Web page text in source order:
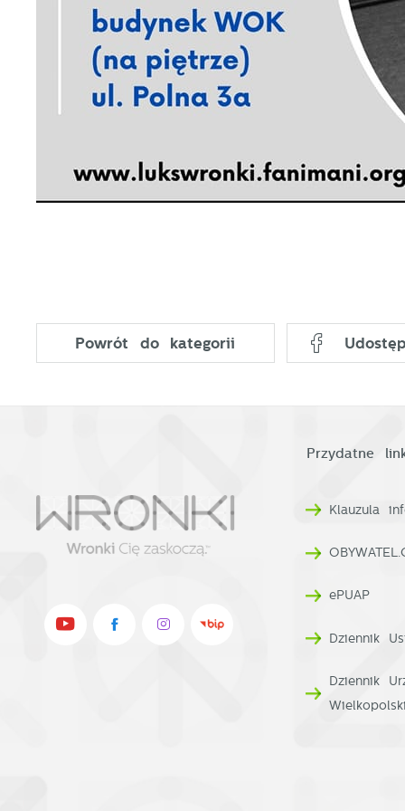
Powrót do kategorii
Przydatne
Klauzula
ePUAP
Dziennik
Dziennik